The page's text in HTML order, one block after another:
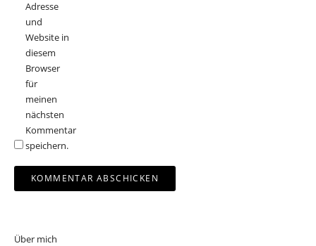
Adresse
und
Website in
diesem
Browser
für
meinen
nächsten
Kommentar
speichern.
Über mich